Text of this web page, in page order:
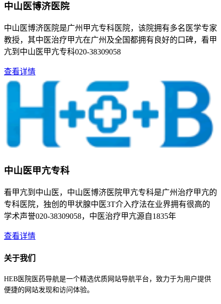
中山医博济医院
中山医博济医院是广州甲亢专科医院，该院拥有多名医学专家
教授，其中医治疗甲亢在广州及全国都拥有良好的口碑，看甲
亢到中山医甲亢专科020-38309058
查看详情
中山医甲亢专科
看甲亢到中山医，中山医博济医院甲亢专科是广州治疗甲亢的
专科医院，独创的甲状腺中医3T介入疗法在业界拥有很高的
学术声誉020-38309058，中医治疗甲亢源自1835年
查看详情
关于我们
HEB医院医药导航是一个精选优质网站导航平台，致力于为用户提供
便捷的网站发现和访问体验。